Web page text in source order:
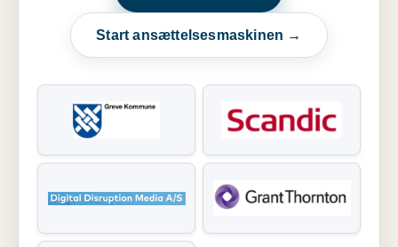
Start ansættelsesmaskinen →